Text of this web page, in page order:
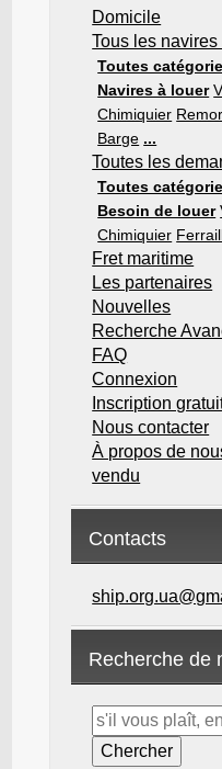
Domicile
Tous les
Toutes
Navires à louer
Chimiquier
Barge ...
Toutes les
Toutes
Besoin de louer
Chimiquier
Fret maritime
Les partenaires
Nouvelles
Recherche
FAQ
Connexion
Inscription
Nous contacter
À propos de
vendu
Contacts
Recherche de